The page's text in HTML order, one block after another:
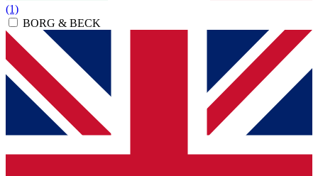
(1)
BORG & BECK